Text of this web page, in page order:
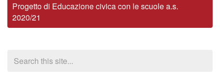
Progetto di Educazione civica con le scuole a.s.
2020/21